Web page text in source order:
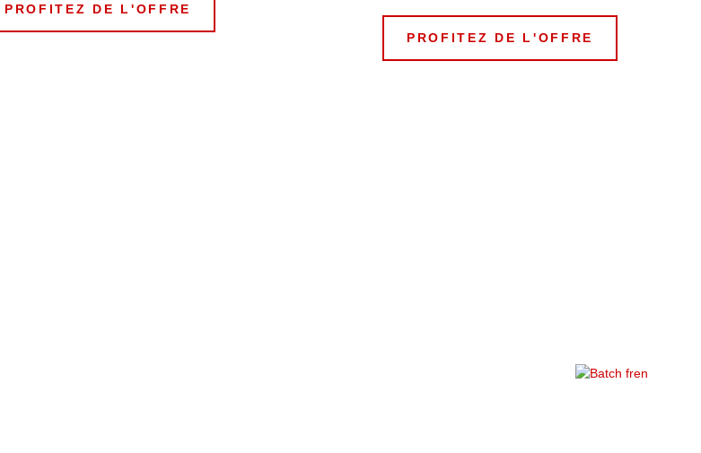
PROFITEZ DE L'OFFRE
PROFITEZ DE L'OFFRE